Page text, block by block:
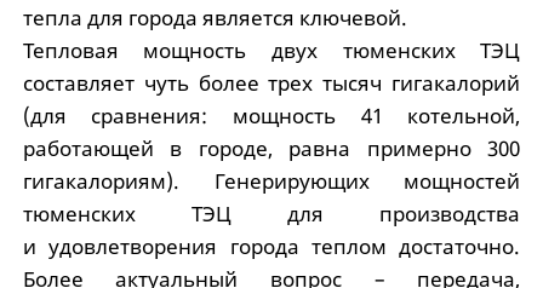
тепла для города является ключевой.
Тепловая мощность двух тюменских ТЭЦ
составляет чуть более трех тысяч гигакалорий
(для сравнения: мощность 41 котельной,
работающей в городе, равна примерно 300
гигакалориям). Генерирующих мощностей
тюменских ТЭЦ для производства
и удовлетворения города теплом достаточно.
Более актуальный вопрос – передача,